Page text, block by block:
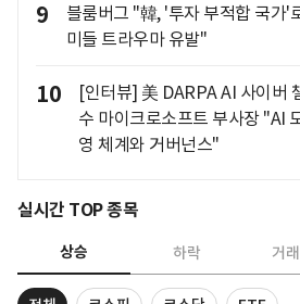
9
블룸버그 "韓, '투자 부적합 국가'
미들 트라우마 유발"
10
[인터뷰] 美 DARPA AI 사이버
수 마이크로소프트 부사장 "AI
영 체계와 거버넌스"
실시간 TOP 종목
상승 하락 거